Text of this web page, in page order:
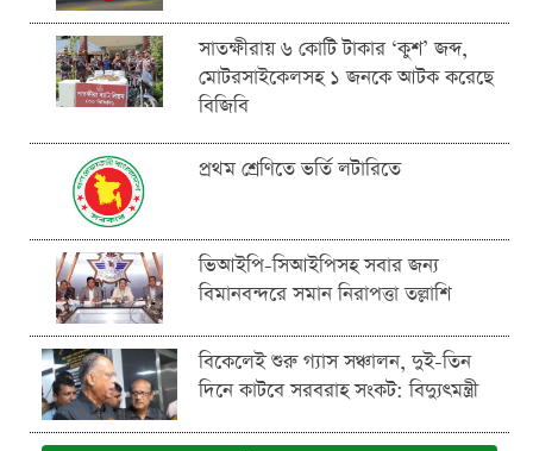
সাতক্ষীরায় ৬ কোটি টাকার ‘কুশ’ জব্দ,
মোটরসাইকেলসহ ১ জনকে আটক করেছে
বিজিবি
প্রথম শ্রেণিতে ভর্তি লটারিতে
ভিআইপি-সিআইপিসহ সবার জন্য
বিমানবন্দরে সমান নিরাপত্তা তল্লাশি
বিকেলেই শুরু গ্যাস সঞ্চালন, দুই-তিন
দিনে কাটবে সরবরাহ সংকট: বিদ্যুৎমন্ত্রী